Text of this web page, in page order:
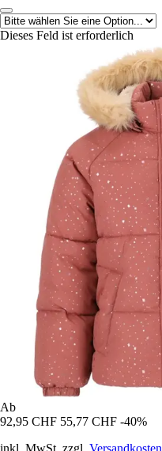
Dieses Feld ist erforderlich
Ab
92,95 CHF 55,77 CHF -40%